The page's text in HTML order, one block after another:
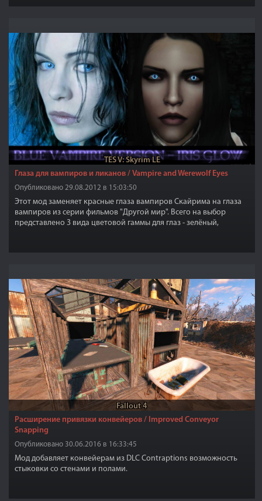
TES V: Skyrim LE
Глаза для вампиров и ликанов / Vampire and Werewolf Eyes
Опубликовано 29.08.2012 в 15:03:50
Этот мод заменяет красные глаза вампиров Скайрима на глаза
вампиров из серии фильмов "Другой мир". Всего на выбор
представлено 3 вида цветовой гаммы для глаз - зелёный,
Fallout 4
Расширение привязки конвейеров / Improved Conveyor
Snapping
Опубликовано 30.06.2016 в 16:33:45
Мод добавляет конвейерам из DLC Contraptions возможность
стыковки со стенами и полами.